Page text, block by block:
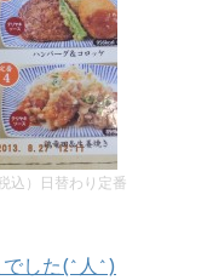
込）日替わり定番
でした(^人^)